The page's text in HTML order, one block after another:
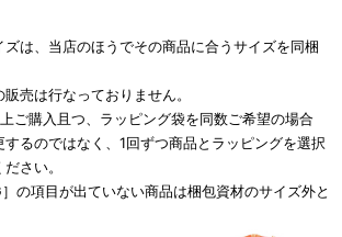
ズは、当店のほうでその商品に合うサイズを同梱
売は行なっておりません。
ご購入且つ、ラッピング袋を同数ご希望の場合
るのではなく、1回ずつ商品とラッピングを選択
さい。
］の項目が出ていない商品は梱包資材のサイズ外と